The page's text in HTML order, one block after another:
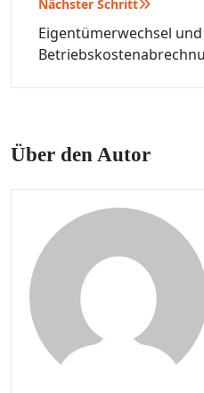
Nächster Schritt
Eigentümerwechsel und
Über den Autor